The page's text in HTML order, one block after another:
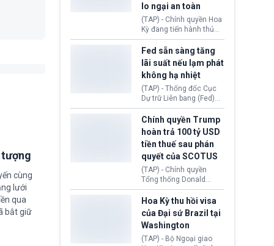
cùng
lưới
qua
bắt giữ
chính để đổi lấy sự ủng
chính trị từ Liên đoàn
Bóng đá Jordan. Trước
áp lực dồn dập, FIFA phải
tổ chức cuộc họp khẩn ở
Morocco.
lo ngại an toàn
(TAP) - Chính quyền Hoa
Kỳ đang tiến hành thủ
tục thu hồi chứng nhận
hoạt động của tổ chức
hiến tạng Network for
Hope (bang Kentucky).
Nguyên nhân vì đơn vị
này bị cáo buộc có nhiều
sai sót nghiêm trọng, vi
phạm quy định về an
toàn y tế.
Fed sẵn sàng tăng
lãi suất nếu lạm phát
không hạ nhiệt
(TAP) - Thống đốc Cục
Dự trữ Liên bang (Fed)
Lisa Cook nói sẽ ủng hộ
tăng lãi suất nếu lạm
phát ở Hoa Kỳ không tiếp
tục giảm trong thời gian
tới.
Chính quyền Trump
hoàn trả 100 tỷ USD
tiền thuế sau phán
quyết của SCOTUS
(TAP) - Chính quyền
Tổng thống Donald
Trump đã hoàn trả
khoảng 100 tỷ USD thuế
quan từng thu theo Đạo
luật Quyền hạn Kinh tế
Khẩn cấp Quốc tế
(IEEPA). Động thái này
Hoa Kỳ thu hồi visa
của Đại sứ Brazil tại
Washington
(TAP) - Bộ Ngoại giao